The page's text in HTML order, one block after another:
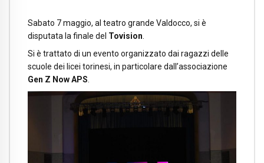
Sabato 7 maggio, al teatro grande Valdocco, si è
disputata la finale del Tovision
Si è trattato di un evento organizzato dai ragazzi delle
scuole dei licei torinesi, in particolare dall’associazione
Gen Z Now APS.